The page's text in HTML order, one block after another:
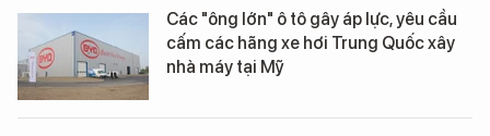
Các "ông lớn" ô tô gây áp lực, yêu cầu
cấm các hãng xe hơi Trung Quốc xây
nhà máy tại Mỹ